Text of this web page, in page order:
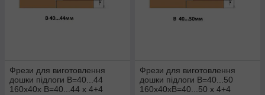
Фрези для виготовлення
дошки підлоги В=40...44
160х40х В=40...44 х 4+4
Фрези для виготовлення
дошки підлоги В=40...50
160х40хВ=40...50 х 4+4